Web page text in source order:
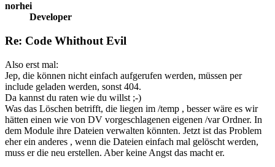
norhei
Developer
Re: Code Whithout Evil
Also erst mal:
Jep, die können nicht einfach aufgerufen werden, müssen per
include geladen werden, sonst 404.
Da kannst du raten wie du willst ;-)
Was das Löschen betrifft, die liegen im /temp , besser wäre es wir
hätten einen wie von DV vorgeschlagenen eigenen /var Ordner. In
dem Module ihre Dateien verwalten könnten. Jetzt ist das Problem
eher ein anderes , wenn die Dateien einfach mal gelöscht werden,
muss er die neu erstellen. Aber keine Angst das macht er.